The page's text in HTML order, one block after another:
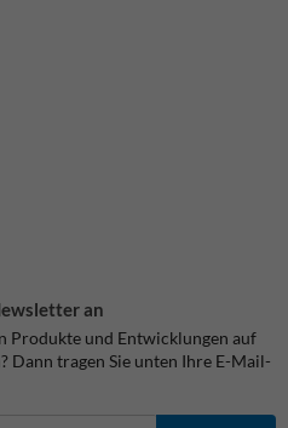
an
Produkte und Entwicklungen auf
Dann tragen Sie unten Ihre E-Mail-